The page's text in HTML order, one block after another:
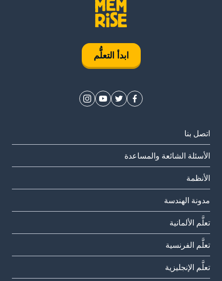
ابدأ التعلُّم
اتصل بنا
الأسئلة الشائعة والمساعدة
الأنظمة
مدونة الهندسة
تعلَّم الألمانية
تعلَّم الفرنسية
تعلَّم الإنجليزية